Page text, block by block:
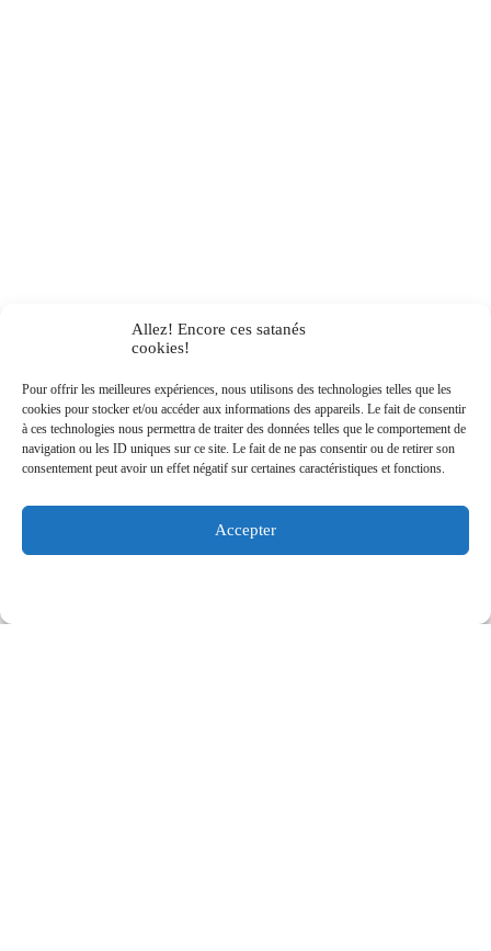
Allez! Encore ces satanés
cookies!
Pour offrir les meilleures expériences, nous utilisons des technologies telles que les
cookies pour stocker et/ou accéder aux informations des appareils. Le fait de consentir
à ces technologies nous permettra de traiter des données telles que le comportement de
navigation ou les ID uniques sur ce site. Le fait de ne pas consentir ou de retirer son
consentement peut avoir un effet négatif sur certaines caractéristiques et fonctions.
Accepter